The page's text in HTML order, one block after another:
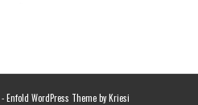
Enfold WordPress Theme by Kriesi